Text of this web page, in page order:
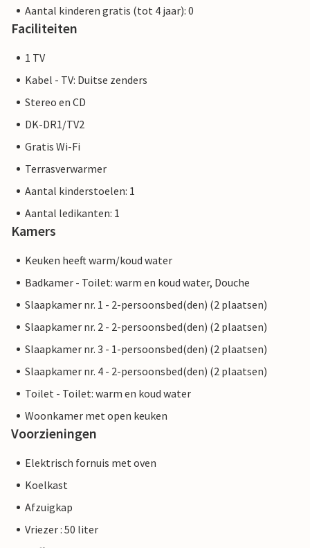
Aantal kinderen gratis (tot 4 jaar): 0
Faciliteiten
1 TV
Kabel - TV: Duitse zenders
Stereo en CD
DK-DR1/TV2
Gratis Wi-Fi
Terrasverwarmer
Aantal kinderstoelen: 1
Aantal ledikanten: 1
Kamers
Keuken heeft warm/koud water
Badkamer - Toilet: warm en koud water, Douche
Slaapkamer nr. 1 - 2-persoonsbed(den) (2 plaatsen)
Slaapkamer nr. 2 - 2-persoonsbed(den) (2 plaatsen)
Slaapkamer nr. 3 - 1-persoonsbed(den) (2 plaatsen)
Slaapkamer nr. 4 - 2-persoonsbed(den) (2 plaatsen)
Toilet - Toilet: warm en koud water
Woonkamer met open keuken
Voorzieningen
Elektrisch fornuis met oven
Koelkast
Afzuigkap
Vriezer : 50 liter